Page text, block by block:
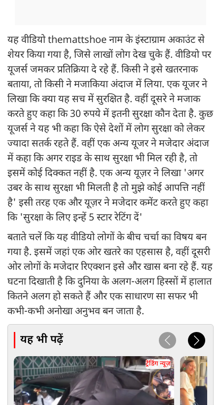
यह वीडियो themattshoe नाम के इंस्टाग्राम अकाउंट से
शेयर किया गया है, जिसे लाखों लोग देख चुके हैं. वीडियो पर
यूजर्स जमकर प्रतिक्रिया दे रहे हैं. किसी ने इसे खतरनाक
बताया, तो किसी ने मजाकिया अंदाज में लिया. एक यूजर ने
लिखा कि क्या यह सच में सुरक्षित है. वहीं दूसरे ने मजाक
करते हुए कहा कि 30 रुपये में इतनी सुरक्षा कौन देता है. कुछ
यूजर्स ने यह भी कहा कि ऐसे देशों में लोग सुरक्षा को लेकर
ज्यादा सतर्क रहते हैं. वहीं एक अन्य यूजर ने मजेदार अंदाज
में कहा कि अगर राइड के साथ सुरक्षा भी मिल रही है, तो
इसमें कोई दिक्कत नहीं है. एक अन्य यूज़र ने लिखा 'अगर
उबर के साथ सुरक्षा भी मिलती है तो मुझे कोई आपत्ति नहीं
है' इसी तरह एक और यूज़र ने मजेदार कमेंट करते हुए कहा
कि 'सुरक्षा के लिए इन्हें 5 स्टार रेटिंग दें'
बताते चलें कि यह वीडियो लोगों के बीच चर्चा का विषय बन
गया है. इसमें जहां एक ओर खतरे का एहसास है, वहीं दूसरी
ओर लोगों के मजेदार रिएक्शन इसे और खास बना रहे हैं. यह
घटना दिखाती है कि दुनिया के अलग-अलग हिस्सों में हालात
कितने अलग हो सकते हैं और एक साधारण सा सफर भी
कभी-कभी अनोखा अनुभव बन जाता है.
यह भी पढ़ें
ट्रेंडिंग न्यूज़